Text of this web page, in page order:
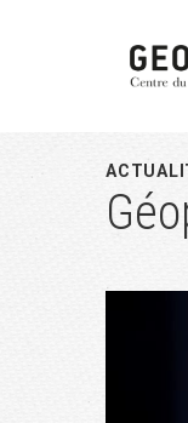
principale
latérale